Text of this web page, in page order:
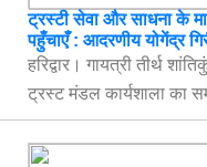
ट्रस्टी सेवा और साधना के
पहुँचाएँ : आदरणीय योगेंद्र
हरिद्वार। गायत्री तीर्थ
ट्रस्ट मंडल कार्यशाला का